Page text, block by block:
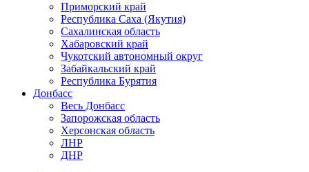
Приморский край
Республика Саха (Якутия)
Сахалинская область
Хабаровский край
Чукотский автономный округ
Забайкальский край
Республика Бурятия
Донбасс
Весь Донбасс
Запорожская область
Херсонская область
ЛНР
ДНР